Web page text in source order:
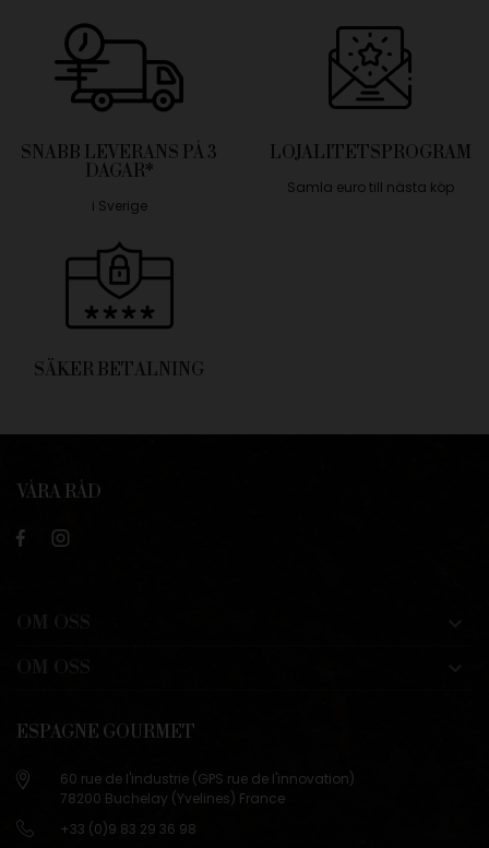
SNABB LEVERANS PÅ 3
DAGAR*
i Sverige
LOJALITETSPROGRAM
Samla euro till nästa köp
SÄKER BETALNING
VÅRA RÅD
ESPAGNE GOURMET
60 rue de l'industrie (GPS rue de l'innovation)
78200 Buchelay (Yvelines) France
+33 (0)9 83 29 36 98